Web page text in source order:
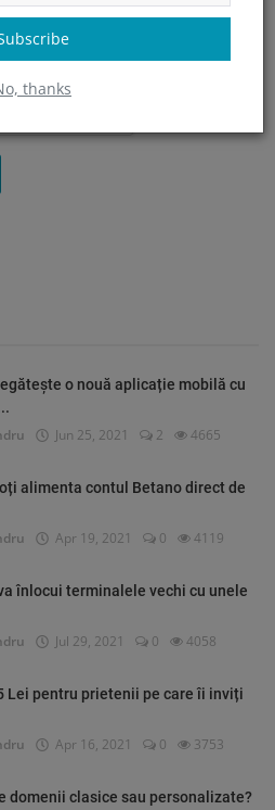
thanks
o nouă aplicație mobilă cu
Jun 25, 2021 2 4665
alimenta contul Betano direct de
Apr 19, 2021 0 4119
înlocui terminalele vechi cu unele
Jul 29, 2021 0 4058
Lei pentru prietenii pe care îi inviți
Apr 16, 2021 0 3753
domenii clasice sau personalizate?